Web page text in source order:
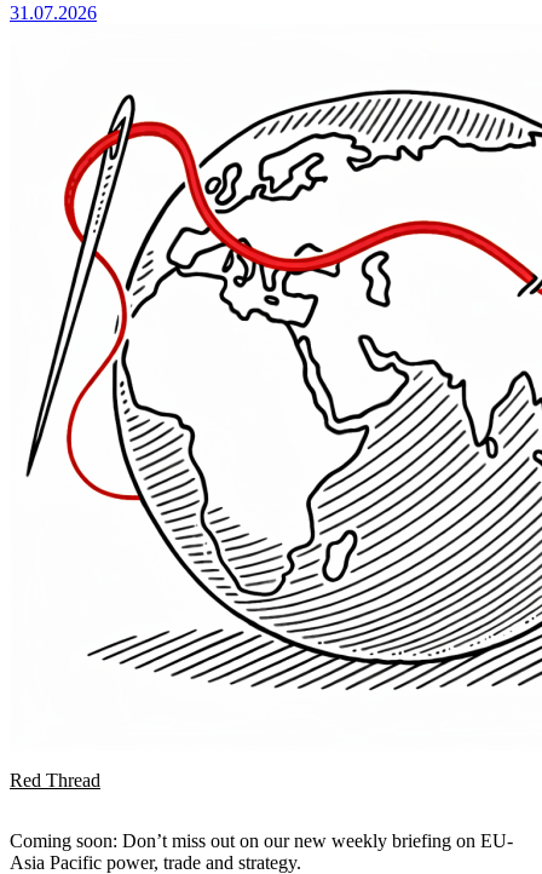
31.07.2026
Red Thread
Coming soon: Don’t miss out on our new weekly briefing on EU-
Asia Pacific power, trade and strategy.